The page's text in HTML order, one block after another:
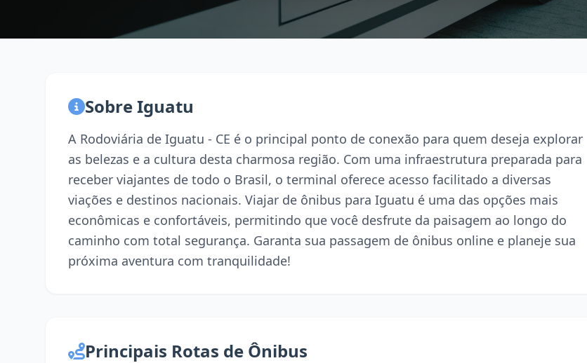
Sobre Iguatu
A Rodoviária de Iguatu - CE é o principal ponto de conexão para quem deseja explorar
as belezas e a cultura desta charmosa região. Com uma infraestrutura preparada para
receber viajantes de todo o Brasil, o terminal oferece acesso facilitado a diversas
viações e destinos nacionais. Viajar de ônibus para Iguatu é uma das opções mais
econômicas e confortáveis, permitindo que você desfrute da paisagem ao longo do
caminho com total segurança. Garanta sua passagem de ônibus online e planeje sua
próxima aventura com tranquilidade!
Principais Rotas de Ônibus